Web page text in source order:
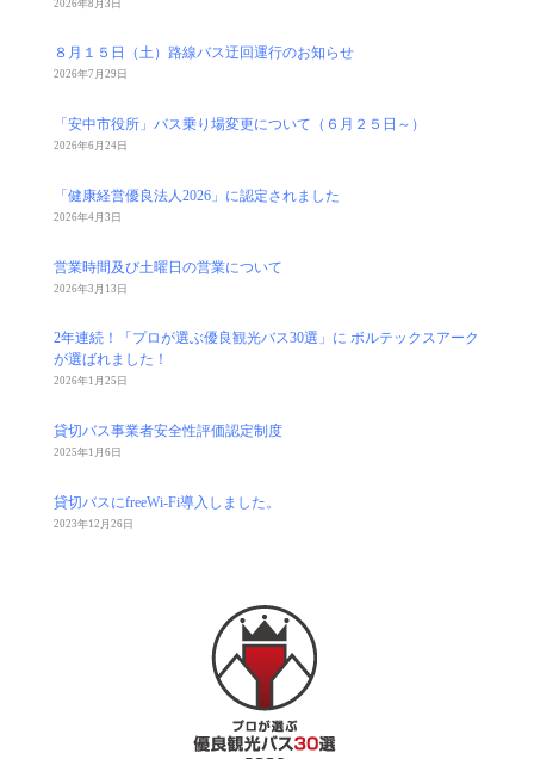
2026年8月3日
８月１５日（土）路線バス迂回運行のお知らせ
2026年7月29日
「安中市役所」バス乗り場変更について（６月２５日～）
2026年6月24日
「健康経営優良法人2026」に認定されました
2026年4月3日
営業時間及び土曜日の営業について
2026年3月13日
2年連続！「プロが選ぶ優良観光バス30選」に ボルテックスアーク
が選ばれました！
2026年1月25日
貸切バス事業者安全性評価認定制度
2025年1月6日
貸切バスにfreeWi-Fi導入しました。
2023年12月26日